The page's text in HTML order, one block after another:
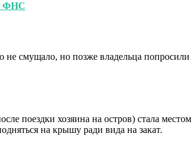
ФНС
не смущало, но позже владельца
поездки хозяина на остров) стала
на крышу ради вида на закат.